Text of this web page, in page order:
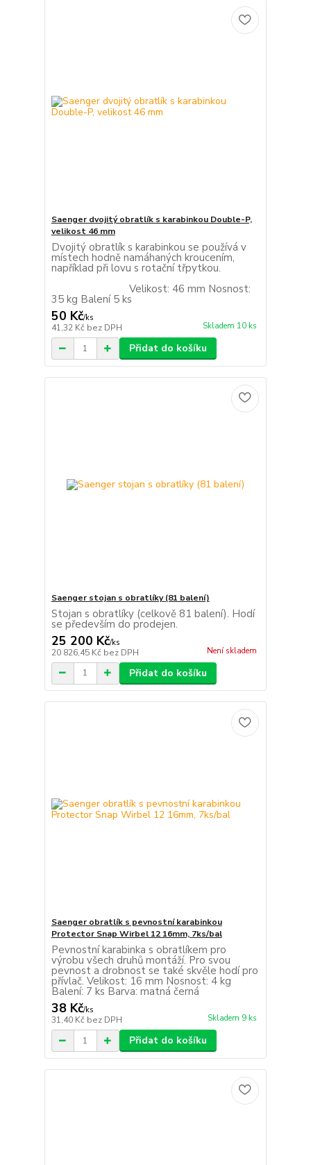
Saenger dvojitý obratlík s karabinkou Double-P,
velikost 46 mm
Dvojitý obratlík s karabinkou se používá v
místech hodně namáhaných kroucením,
například při lovu s rotační třpytkou.
Velikost: 46 mm Nosnost:
35 kg Balení 5 ks
50 Kč/ks
41,32 Kč bez DPH Skladem 10 ks
Přidat do košíku
Saenger stojan s obratlíky (81 balení)
Stojan s obratlíky (celkově 81 balení). Hodí
se především do prodejen.
25 200 Kč/ks
20 826,45 Kč bez DPH Není skladem
Přidat do košíku
Saenger obratlík s pevnostní karabinkou
Protector Snap Wirbel 12 16mm, 7ks/bal
Pevnostní karabinka s obratlíkem pro
výrobu všech druhů montáží. Pro svou
pevnost a drobnost se také skvěle hodí pro
přívlač. Velikost: 16 mm Nosnost: 4 kg
Balení: 7 ks Barva: matná černá
38 Kč/ks
31,40 Kč bez DPH Skladem 9 ks
Přidat do košíku